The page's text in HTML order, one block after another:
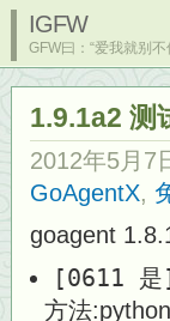
IGFW
GFW曰：“爱我就别不
1.9.1a2 测
2012年5月7
GoAgentX,
goagent
[0611 是]
方法